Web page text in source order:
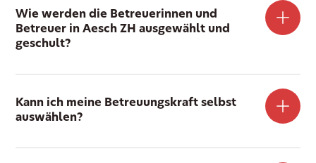
Wie werden die Betreuerinnen und
Betreuer in Aesch ZH ausgewählt und
geschult?
Kann ich meine Betreuungskraft selbst
auswählen?